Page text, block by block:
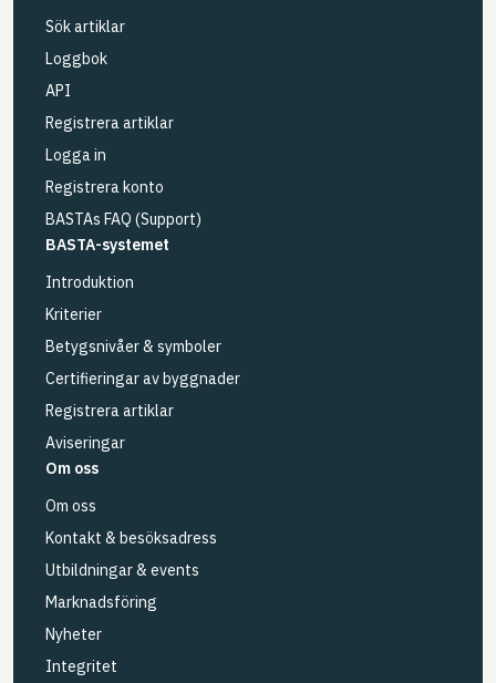
Sök artiklar
Loggbok
API
Registrera artiklar
Logga in
Registrera konto
BASTAs FAQ (Support)
BASTA-systemet
Introduktion
Kriterier
Betygsnivåer & symboler
Certifieringar av byggnader
Registrera artiklar
Aviseringar
Om oss
Om oss
Kontakt & besöksadress
Utbildningar & events
Marknadsföring
Nyheter
Integritet